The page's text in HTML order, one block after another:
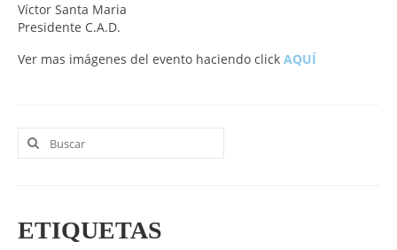
Víctor Santa Maria
Presidente C.A.D.
Ver mas imágenes del evento haciendo click AQUÍ
Buscar
por:
ETIQUETAS